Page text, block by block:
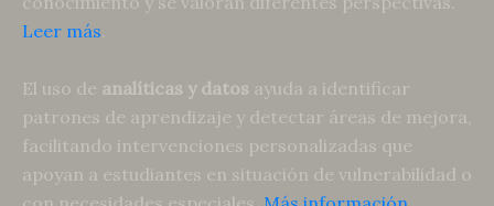
Leer más.
El uso de analíticas y datos ayuda a identificar
patrones de aprendizaje y detectar áreas de mejora,
facilitando intervenciones personalizadas que
apoyan a estudiantes en situación de vulnerabilidad o